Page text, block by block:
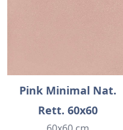
Pink Minimal Nat.
Rett. 60x60